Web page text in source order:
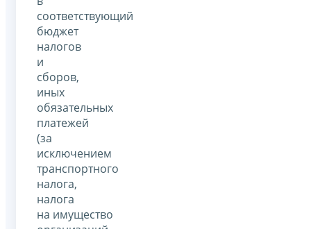
соответствующий
бюджет
налогов
и
сборов,
иных
обязательных
платежей
(за
исключением
транспортного
налога,
налога
на имущество